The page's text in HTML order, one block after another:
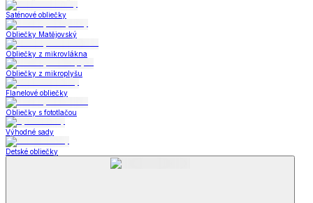
Saténové obliečky
Obliečky Matějovský
Obliečky z mikrovlákna
Obliečky z mikroplyšu
Flanelové obliečky
Obliečky s fototlačou
Výhodné sady
Detské obliečky